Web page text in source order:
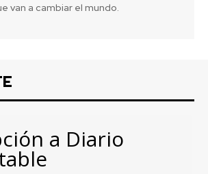
van a cambiar el mundo.
a Diario